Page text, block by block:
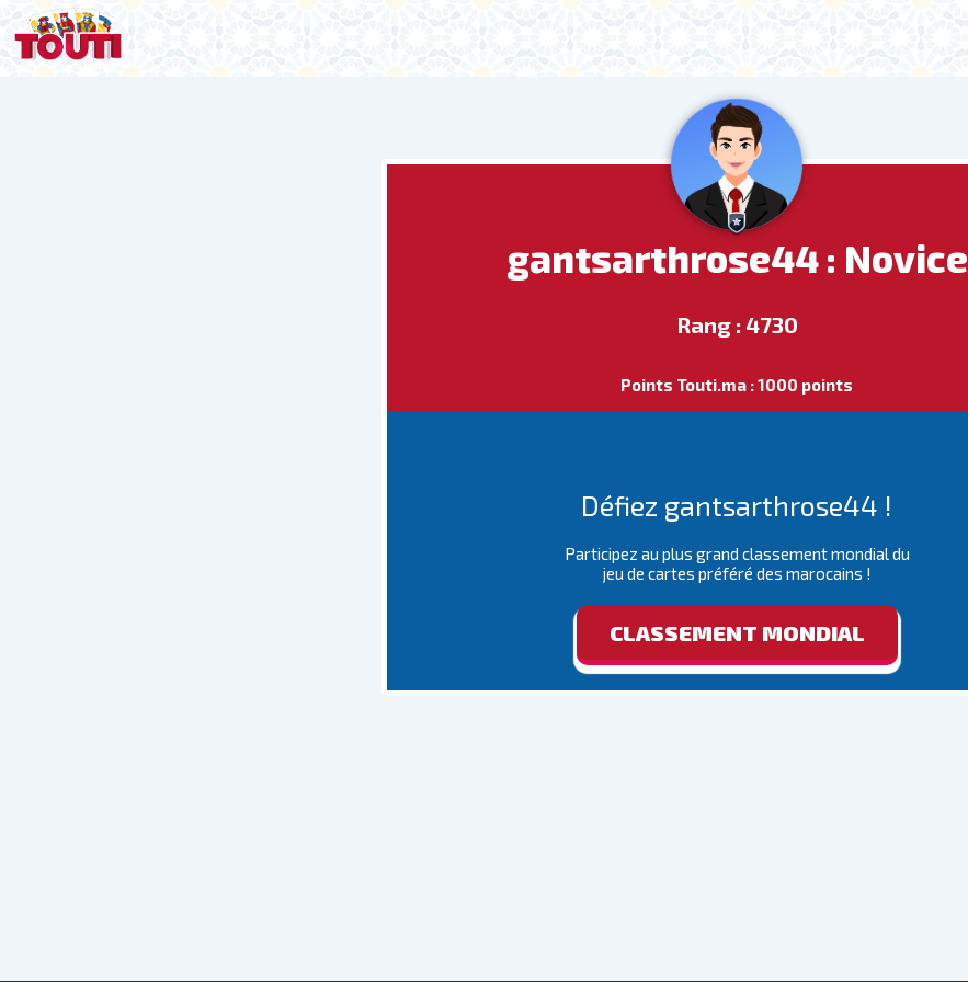
gantsarthrose44 : Novice
Rang : 4730
Points Touti.ma : 1000 points
Défiez gantsarthrose44 !
Participez au plus grand classement mondial du
jeu de cartes préféré des marocains !
CLASSEMENT MONDIAL